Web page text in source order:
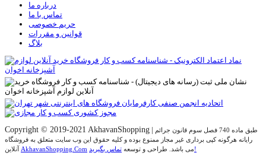
درباره ما
تماس با ما
حریم خصوصی
قوانین و مقررات
بلاگ
Copyright © 2019-2021 AkhavanShopping | طبق ماده 740 فصل سوم قانون جرائم
رایانه هرگونه کپی برداری غیر مجاز ممنوع بوده و کلیه حقوق اين وب سايت متعلق به فروشگاه
AkhavanShopping.Com می باشد. طراحی و توسعهتماس بگیرید!